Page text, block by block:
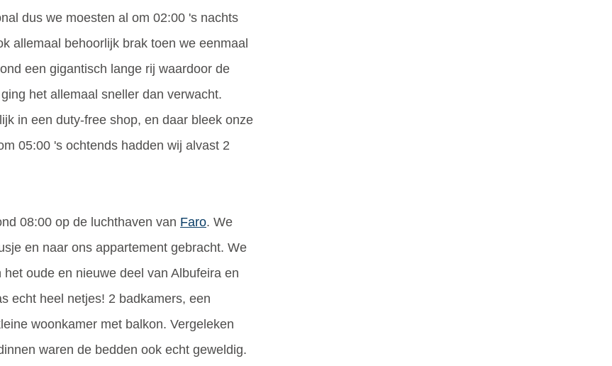
dus we moesten al om 02:00 's nachts
allemaal behoorlijk brak toen we eenmaal
een gigantisch lange rij waardoor de
het allemaal sneller dan verwacht.
in een duty-free shop, en daar bleek onze
05:00 's ochtends hadden wij alvast 2
08:00 op de luchthaven van Faro. We
en naar ons appartement gebracht. We
oude en nieuwe deel van Albufeira en
echt heel netjes! 2 badkamers, een
woonkamer met balkon. Vergeleken
waren de bedden ook echt geweldig.